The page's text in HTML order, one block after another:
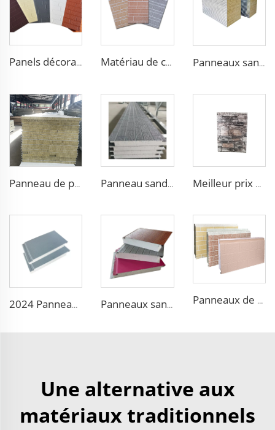
Panels décoratifs étanches pour l'intérieur panels décoratifs pour murs extérieurs Matériau de construction Plaques décoratives en mousse rigide en polyuréthane PU Panneaux pour murs extérieurs Panneaux sandwich en laine de roche pour salle blanche Sip Mousse Sip Panneaux Mgo Eps
Panneau de purification sans poussière pour salle blanche, panneau de purification en laine de roche, panneaux sandwich industriels Panneau sandwich XPS haute performance avec cœur en mousse EPS Panneaux sandwich avec panneau de toit PU et retardateur de feu B1 Meilleur prix 50 mm panneau de construction en mousse extérieur Panneau sandwich brique Feu ignifuge Qualité supérieure Panneau sandwich EPS
2024 Panneau de bardage isolant décoratif étanche économique Panneau sandwich en mousse de polystyrène panneau métallique Panneaux sandwich isolants en mousse EPS pour remplacer les panneaux sandwich XPS pour chambre froide Panneaux de bardage extérieur en motif bois décoratif en panneau sandwich EPS pour mur extérieur
Une alternative aux
matériaux traditionnels